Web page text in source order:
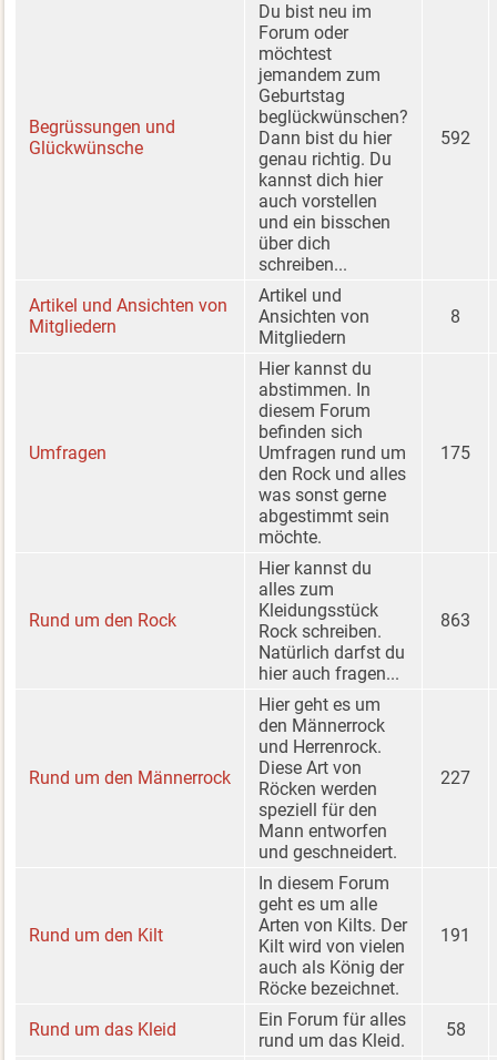
Begrüssungen und
Glückwünsche
Du bist neu im
Forum oder
möchtest
jemandem zum
Geburtstag
beglückwünschen?
Dann bist du hier
genau richtig. Du
kannst dich hier
auch vorstellen
und ein bisschen
über dich
schreiben...
592
Artikel und Ansichten von
Mitgliedern
Artikel und
Ansichten von
Mitgliedern
8
Umfragen
Hier kannst du
abstimmen. In
diesem Forum
befinden sich
Umfragen rund um
den Rock und alles
was sonst gerne
abgestimmt sein
möchte.
175
Rund um den Rock
Hier kannst du
alles zum
Kleidungsstück
Rock schreiben.
Natürlich darfst du
hier auch fragen...
863
Rund um den Männerrock
Hier geht es um
den Männerrock
und Herrenrock.
Diese Art von
Röcken werden
speziell für den
Mann entworfen
und geschneidert.
227
Rund um den Kilt
In diesem Forum
geht es um alle
Arten von Kilts. Der
Kilt wird von vielen
auch als König der
Röcke bezeichnet.
191
Rund um das Kleid
Ein Forum für alles
rund um das Kleid.
58